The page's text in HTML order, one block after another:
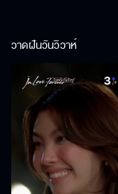
วาดฝันวันวิวาห์